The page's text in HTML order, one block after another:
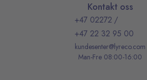
Kontakt oss
+47 02272 /
+47 22 32 95 00
kundesenter@lyreco.com
Man-Fre 08:00-16:00